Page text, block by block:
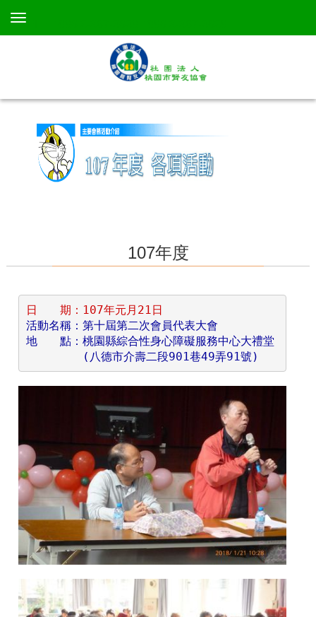
TEL：+886 3-367-3638 +886 3-367-3638
107年度
日　　期：107年元月21日
活動名稱：第十屆第二次會員代表大會
地　　點：桃園縣綜合性身心障礙服務中心大禮堂
(八德市介壽二段901巷49弄91號)